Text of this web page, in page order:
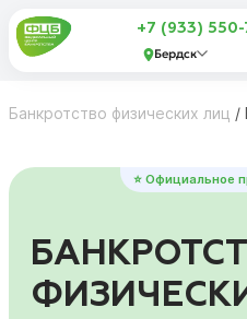
+7 (933)
Бердск
Банкротство физических лиц /
⭐ Официальное